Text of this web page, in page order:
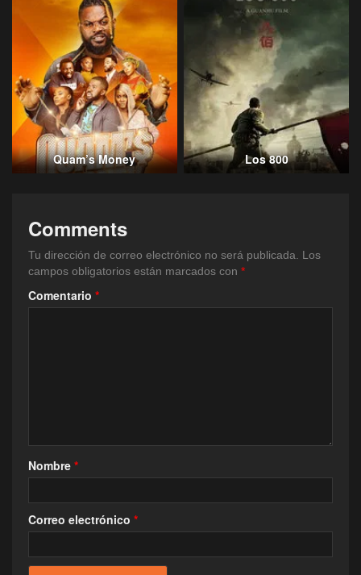
Quam’s Money Los 800
Comments
Tu dirección de correo electrónico no será publicada.
Los
campos obligatorios están marcados con *
Comentario *
Nombre *
Correo electrónico *